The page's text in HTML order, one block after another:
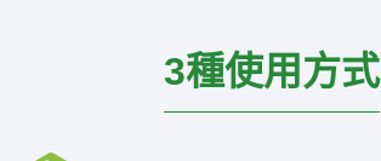
3種使用方式